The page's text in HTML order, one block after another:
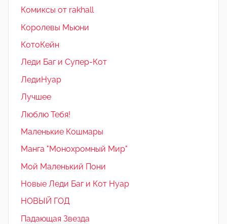
Комиксы от rakhall
Королевы Мьюни
КотоКейн
Леди Баг и Супер-Кот
ЛедиНуар
Лучшее
Люблю Тебя!
Маленькие Кошмары
Манга "Монохромный Мир"
Мой Маленький Пони
Новые Леди Баг и Кот Нуар
НОВЫЙ ГОД
Падающая Звезда